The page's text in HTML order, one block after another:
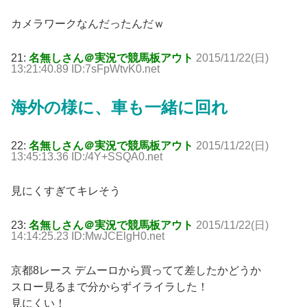
カメラワークなんだったんだｗ
21: 名無しさん＠実況で競馬板アウト 2015/11/22(日)
13:21:40.89 ID:7sFpWtvK0.net
海外の様に、車も一緒に回れ
22: 名無しさん＠実況で競馬板アウト 2015/11/22(日)
13:45:13.36 ID:/4Y+SSQA0.net
見にくすぎてキレそう
23: 名無しさん＠実況で競馬板アウト 2015/11/22(日)
14:14:25.23 ID:MwJCElgH0.net
京都8レース デムーロから買ってて差したかどうか
スロー見るまで分からずイライラした！
見にくい！